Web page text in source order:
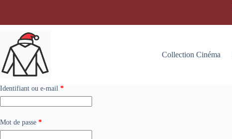
Collection Cinéma
Identifiant ou e-mail *Obligatoire
Mot de passe *Obligatoire